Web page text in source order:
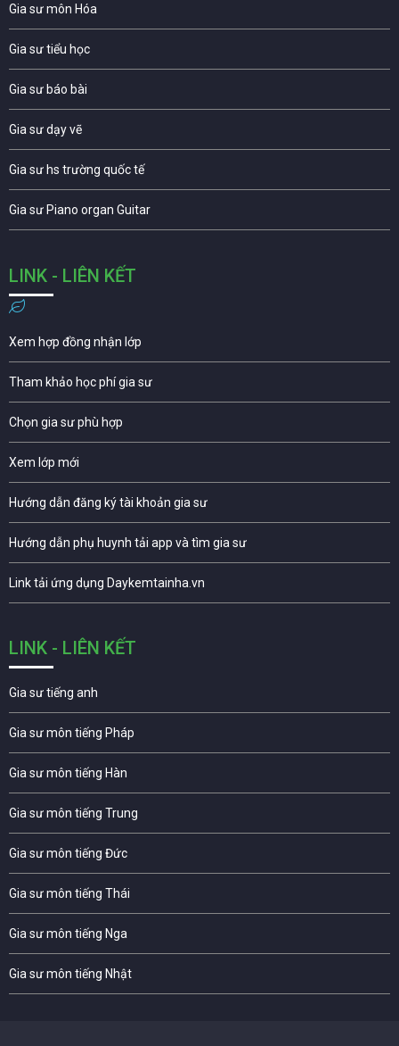
Gia sư môn Hóa
Gia sư tiểu học
Gia sư báo bài
Gia sư dạy vẽ
Gia sư hs trường quốc tế
Gia sư Piano organ Guitar
LINK - LIÊN KẾT
Xem hợp đồng nhận lớp
Tham khảo học phí gia sư
Chọn gia sư phù hợp
Xem lớp mới
Hướng dẫn đăng ký tài khoản gia sư
Hướng dẫn phụ huynh tải app và tìm gia sư
Link tải ứng dụng Daykemtainha.vn
LINK - LIÊN KẾT
Gia sư tiếng anh
Gia sư môn tiếng Pháp
Gia sư môn tiếng Hàn
Gia sư môn tiếng Trung
Gia sư môn tiếng Đức
Gia sư môn tiếng Thái
Gia sư môn tiếng Nga
Gia sư môn tiếng Nhật